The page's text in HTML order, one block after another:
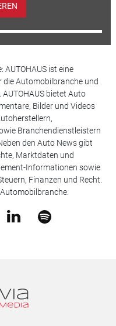
ist eine
Automobilbranche und
bietet Auto
Bilder und Videos
Branchendienstleistern
den Auto News gibt
Marktdaten und
Informationen sowie
Finanzen und Recht.